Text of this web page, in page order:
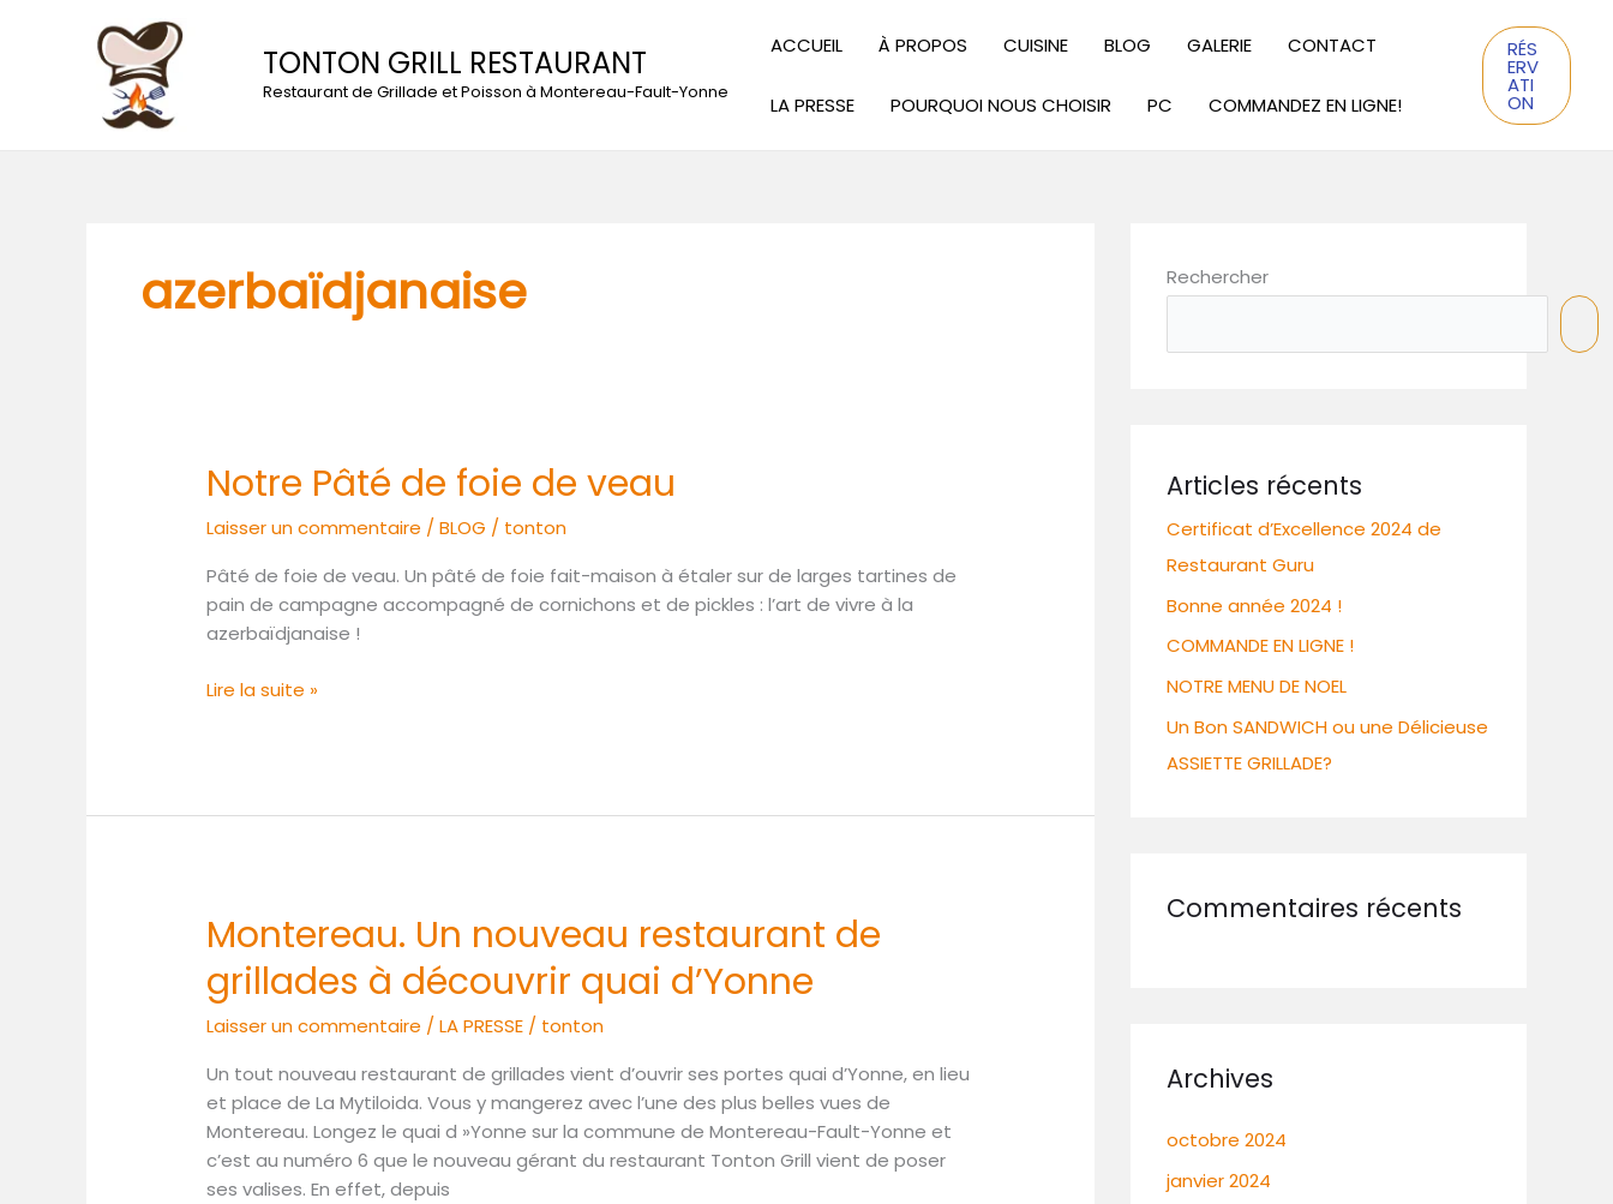
TONTON GRILL RESTAURANT
Restaurant de Grillade et Poisson à Montereau-Fault-Yonne
ACCUEIL À PROPOS CUISINE BLOG GALERIE CONTACT
LA PRESSE POURQUOI NOUS CHOISIR PC COMMANDEZ EN LIGNE!
RÉS
ERV
ATI
ON
azerbaïdjanaise
Notre Pâté de foie de veau
Laisser un commentaire /BLOG / tonton
Pâté de foie de veau. Un pâté de foie fait-maison à étaler sur de larges tartines de
pain de campagne accompagné de cornichons et de pickles : l’art de vivre à la
azerbaïdjanaise !
Notre
Pâté
de
de
veau
Lire la suite »
Montereau. Un nouveau restaurant de
grillades à découvrir quai d’Yonne
Laisser un commentaire /LA PRESSE / tonton
Un tout nouveau restaurant de grillades vient d’ouvrir ses portes quai d’Yonne, en lieu
et place de La Mytiloida. Vous y mangerez avec l’une des plus belles vues de
Montereau. Longez le quai d »Yonne sur la commune de Montereau-Fault-Yonne et
c’est au numéro 6 que le nouveau gérant du restaurant Tonton Grill vient de poser
ses valises. En effet, depuis
Montereau.
Un
nouveau
restaurant
de
grillades
à
découvrir
quai
d’Yonne
Rechercher
Articles récents
Certificat d’Excellence 2024 de
Restaurant Guru
Bonne année 2024 !
COMMANDE EN LIGNE !
NOTRE MENU DE NOEL
Un Bon SANDWICH ou une Délicieuse
ASSIETTE GRILLADE?
Commentaires récents
Archives
octobre 2024
janvier 2024